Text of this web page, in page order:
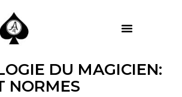
DU MAGICIEN:
NORMES